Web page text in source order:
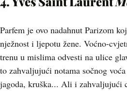
Parfem je ovo nadahnut Parizom
nježnost i ljepotu žene. Voćno-
trenu u mislima odvesti na ulice
to zahvaljujući notama sočnog
jagoda, kruška... Ali i zahvaljujući